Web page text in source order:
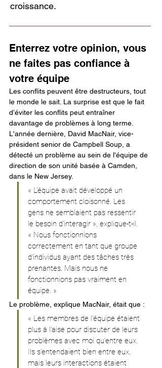
croissance.
Enterrez votre opinion, vous
ne faites pas confiance à
votre équipe
Les conflits peuvent être destructeurs, tout
le monde le sait. La surprise est que le fait
d’éviter les conflits peut entraîner
davantage de problèmes à long terme.
L'année dernière, David MacNair, vice-
président senior de Campbell Soup, a
détecté un problème au sein de l'équipe de
direction de son unité basée à Camden,
dans le New Jersey.
« L’équipe avait développé un
comportement cloisonné. Les
gens ne semblaient pas ressentir
le besoin d’interagir », explique-t-il.
« Nous fonctionnions
correctement en tant que groupe
d’individus ayant des tâches très
prenantes. Mais nous ne
fonctionnions pas vraiment en
équipe. »
Le problème, explique MacNair, était que :
« Les membres de l’équipe étaient
plus à l’aise pour discuter de leurs
problèmes avec moi qu’entre eux.
Ils s’entendaient bien entre eux,
mais leurs interactions étaient